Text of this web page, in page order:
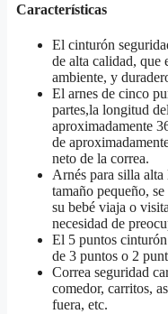
Características
El cinturón
de alta calidad, que
ambiente, y
El arnes de cinco
partes,la longitud
aproximadamente
de
neto de la correa.
Arnés para silla
tamaño pequeño,
su bebé viaja o
necesidad de
El 5 puntos
de 3 puntos o 2
Correa seguridad
comedor, carritos,
fuera, etc.